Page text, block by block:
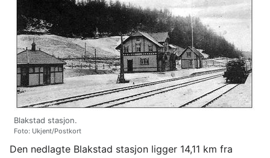
Blakstad stasjon.
Foto: Ukjent/Postkort
Den nedlagte Blakstad stasjon ligger 14,11 km fra